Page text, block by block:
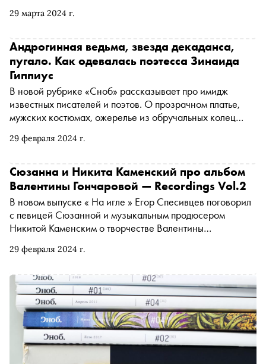
29 марта 2024 г.
которые стоит обратить внимание всем книгофилам
29 февраля 2024 г.
Андрогинная ведьма, звезда декаданса,
пугало. Как одевалась поэтесса Зинаида
Гиппиус
В новой рубрике «Сноб» рассказывает про имидж
известных писателей и поэтов. О прозрачном платье,
мужских костюмах, ожерелье из обручальных колец
поэтессы Зинаиды Гиппиус — в третьем материале цикла
29 февраля 2024 г.
Сюзанна и Никита Каменский про альбом
Валентины Гончаровой — Recordings Vol.2
В новом выпуске « На игле » Егор Спесивцев поговорил
с певицей Сюзанной и музыкальным продюсером
Никитой Каменским о творчестве Валентины
сексуализации, материнстве и боге